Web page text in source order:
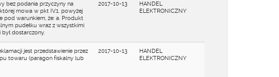
bez podania przyczyny na
mowa w pkt IV.1. powyżej
pod warunkiem, że: a. Produkt
pudełku wraz z wszystkimi
dostarczony.
2017-10-13
HANDEL
ELEKTRONICZNY
jest przedstawienie przez
towaru (paragon fiskalny lub
2017-10-13
HANDEL
ELEKTRONICZNY